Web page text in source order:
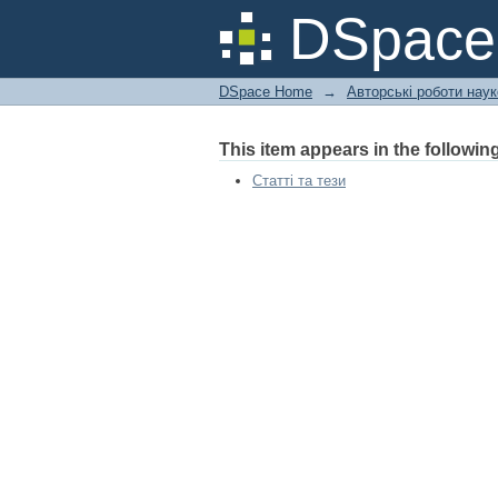
Екологічні
DSpace Home → Авторські роботи
This item appears in the
Статті та тези